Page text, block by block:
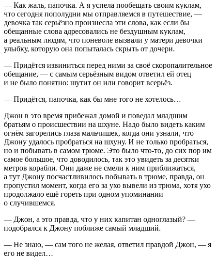
— Как жаль, папочка. А я успела пообещать своим куклам,
что сегодня пополудни мы отправляемся в путешествие, —
девочка так серьёзно произнесла эти слова, как если бы
обещанные слова адресовались не бездушным куклам,
а реальным людям, что поневоле вызвали у матери девочки
улыбку, которую она попыталась скрыть от дочери.
— Придётся извиниться перед ними за своё скоропалительное
обещание, — с самым серьёзным видом ответил ей отец
и не было понятно: шутит он или говорит всерьёз.
— Придётся, папочка, как бы мне того не хотелось…
Джон в это время прибежал домой и поведал младшим
братьям о происшествии на шхуне. Надо было видеть каким
огнём загорелись глаза мальчишек, когда они узнали, что
Джону удалось пробраться на шхуну. И не только пробраться,
но и побывать в самом трюме. Это было что-то, до сих пор им
самое большое, что доводилось, так это увидеть за десятки
метров корабли. Они даже не смели к ним приближаться,
а тут Джону посчастливилось побывать в трюме, правда, он
пропустил момент, когда его за ухо вывели из трюма, хотя ухо
продолжало ещё гореть при одном упоминании
о случившемся.
— Джон, а это правда, что у них капитан одноглазый? —
подобрался к Джону поближе самый младший.
— Не знаю, — сам того не желая, ответил правдой Джон, — я
его не видел…